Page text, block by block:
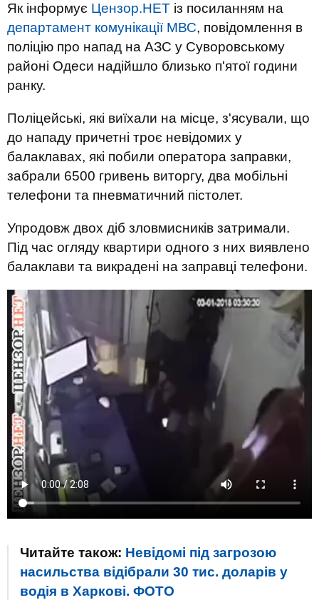
Як інформує Цензор.НЕТ із посиланням на
департамент комунікації МВС, повідомлення в
поліцію про напад на АЗС у Суворовському
районі Одеси надійшло близько п'ятої години
ранку.
Поліцейські, які виїхали на місце, з'ясували, що
до нападу причетні троє невідомих у
балаклавах, які побили оператора заправки,
забрали 6500 гривень виторгу, два мобільні
телефони та пневматичний пістолет.
Упродовж двох діб зловмисників затримали.
Під час огляду квартири одного з них виявлено
балаклави та викрадені на заправці телефони.
Читайте також: Невідомі під загрозою
насильства відібрали 30 тис. доларів у
водія в Харкові. ФОТО